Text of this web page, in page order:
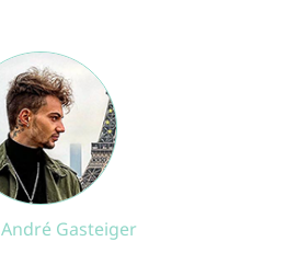
André Gasteiger